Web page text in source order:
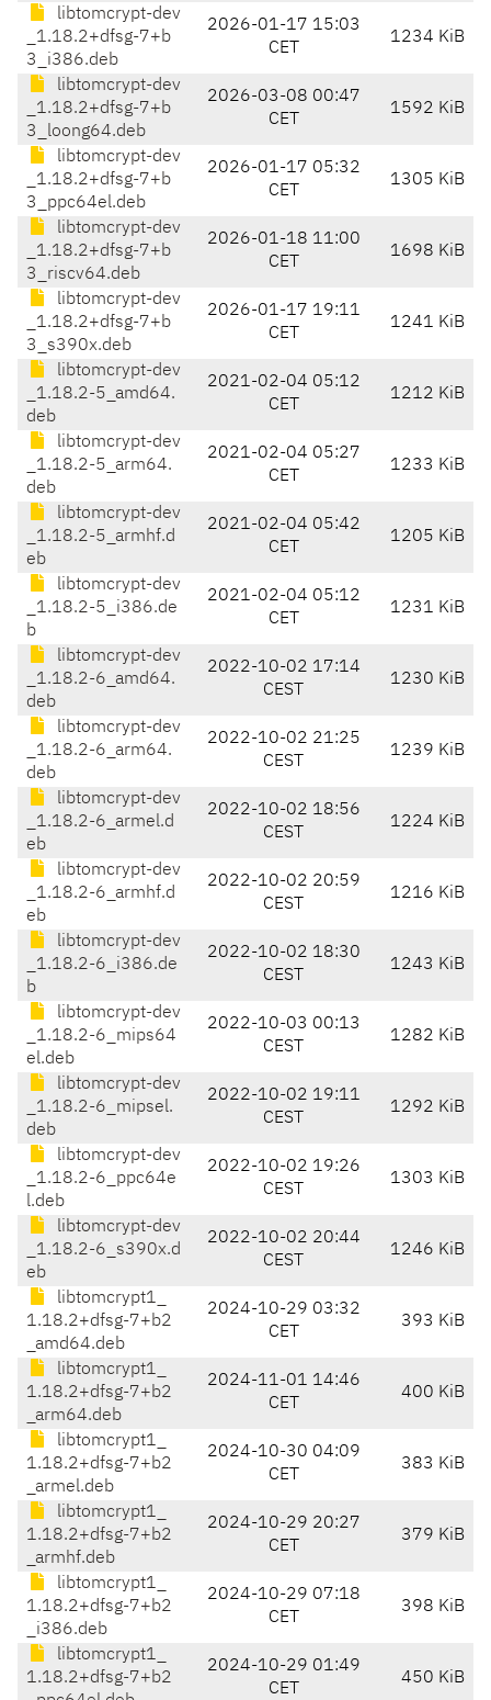
libtomcrypt-dev
_1.18.2+dfsg-7+b
3_i386.deb
2026-01-17 15:03
CET
1234 KiB
libtomcrypt-dev
_1.18.2+dfsg-7+b
3_loong64.deb
2026-03-08 00:47
CET
1592 KiB
libtomcrypt-dev
_1.18.2+dfsg-7+b
3_ppc64el.deb
2026-01-17 05:32
CET
1305 KiB
libtomcrypt-dev
_1.18.2+dfsg-7+b
3_riscv64.deb
2026-01-18 11:00
CET
1698 KiB
libtomcrypt-dev
_1.18.2+dfsg-7+b
3_s390x.deb
2026-01-17 19:11
CET
1241 KiB
libtomcrypt-dev
_1.18.2-5_amd64.
deb
2021-02-04 05:12
CET
1212 KiB
libtomcrypt-dev
_1.18.2-5_arm64.
deb
2021-02-04 05:27
CET
1233 KiB
libtomcrypt-dev
_1.18.2-5_armhf.d
eb
2021-02-04 05:42
CET
1205 KiB
libtomcrypt-dev
_1.18.2-5_i386.de
b
2021-02-04 05:12
CET
1231 KiB
libtomcrypt-dev
_1.18.2-6_amd64.
deb
2022-10-02 17:14
CEST
1230 KiB
libtomcrypt-dev
_1.18.2-6_arm64.
deb
2022-10-02 21:25
CEST
1239 KiB
libtomcrypt-dev
_1.18.2-6_armel.d
eb
2022-10-02 18:56
CEST
1224 KiB
libtomcrypt-dev
_1.18.2-6_armhf.d
eb
2022-10-02 20:59
CEST
1216 KiB
libtomcrypt-dev
_1.18.2-6_i386.de
b
2022-10-02 18:30
CEST
1243 KiB
libtomcrypt-dev
_1.18.2-6_mips64
el.deb
2022-10-03 00:13
CEST
1282 KiB
libtomcrypt-dev
_1.18.2-6_mipsel.
deb
2022-10-02 19:11
CEST
1292 KiB
libtomcrypt-dev
_1.18.2-6_ppc64e
l.deb
2022-10-02 19:26
CEST
1303 KiB
libtomcrypt-dev
_1.18.2-6_s390x.d
eb
2022-10-02 20:44
CEST
1246 KiB
libtomcrypt1_
1.18.2+dfsg-7+b2
_amd64.deb
2024-10-29 03:32
CET
393 KiB
libtomcrypt1_
1.18.2+dfsg-7+b2
_arm64.deb
2024-11-01 14:46
CET
400 KiB
libtomcrypt1_
1.18.2+dfsg-7+b2
_armel.deb
2024-10-30 04:09
CET
383 KiB
libtomcrypt1_
1.18.2+dfsg-7+b2
_armhf.deb
2024-10-29 20:27
CET
379 KiB
libtomcrypt1_
1.18.2+dfsg-7+b2
_i386.deb
2024-10-29 07:18
CET
398 KiB
libtomcrypt1_
1.18.2+dfsg-7+b2
2024-10-29 01:49
CET
450 KiB